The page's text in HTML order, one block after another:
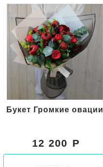
Букет Громкие овации
12 200